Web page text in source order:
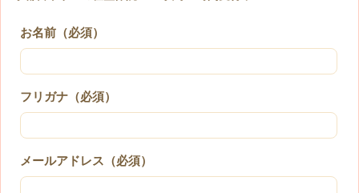
お名前（必須）
フリガナ（必須）
メールアドレス（必須）